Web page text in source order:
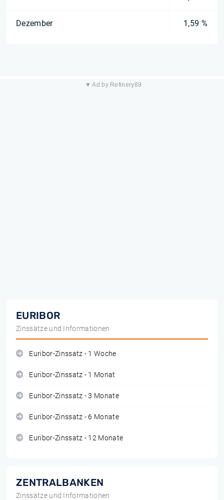
Dezember 1,59 %
▼ Ad by Refinery89
EURIBOR
Zinssätze und Informationen
Euribor-Zinssatz - 1 Woche
Euribor-Zinssatz - 1 Monat
Euribor-Zinssatz - 3 Monate
Euribor-Zinssatz - 6 Monate
Euribor-Zinssatz - 12 Monate
ZENTRALBANKEN
Zinssätze und Informationen